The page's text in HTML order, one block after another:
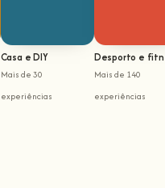
Casa e DIY
Mais de 30
experiências
Desporto e
Mais de 140
experiências